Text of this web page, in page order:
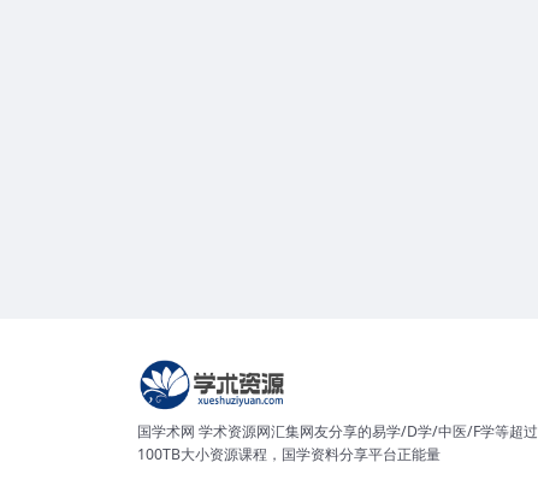
国学术网 学术资源网汇集网友分享的易学/D学/中医/F学等超过
100TB大小资源课程，国学资料分享平台正能量